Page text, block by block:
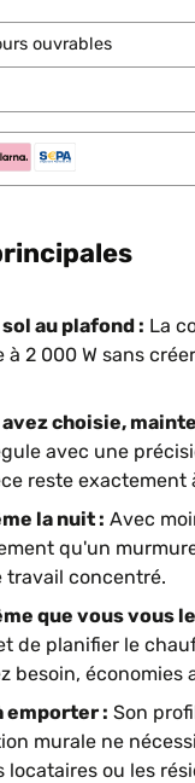
ouvrables
au plafond : La
2 000 W sans
choisie,
avec une
reste
la nuit : Avec
qu'un
travail concentré.
que vous vous
de planifier le
besoin, économies
emporter : Son
murale ne
ou les